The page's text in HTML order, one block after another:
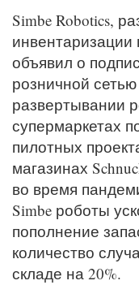
Simbe Robotics,
инвентаризации
объявил о
розничной сетью
развертывании
супермаркетах
пилотных
магазинах
во время
Simbe роботы
пополнение
количество
складе на 20%.